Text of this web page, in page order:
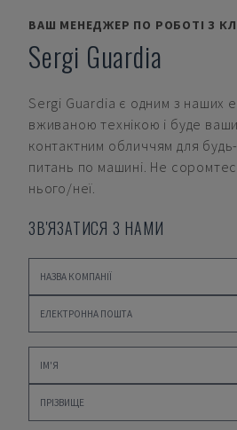
ВАШ МЕНЕДЖЕР ПО РОБОТІ З
Sergi Guardia
Sergi Guardia є одним з наших
вживаною технікою і буде
контактним обличчям для
питань по машині. Не
нього/неї.
ЗВ'ЯЗАТИСЯ З НАМИ